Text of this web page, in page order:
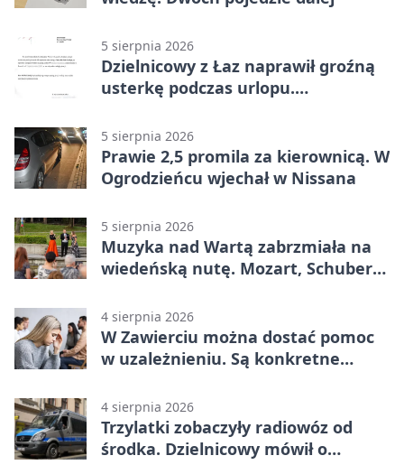
5 sierpnia 2026
Dzielnicowy z Łaz naprawił groźną
usterkę podczas urlopu.
5 sierpnia 2026
Prawie 2,5 promila za kierownicą. W
Ogrodzieńcu wjechał w Nissana
5 sierpnia 2026
Muzyka nad Wartą zabrzmiała na
wiedeńską nutę. Mozart, Schubert i
4 sierpnia 2026
W Zawierciu można dostać pomoc
w uzależnieniu. Są konkretne
4 sierpnia 2026
Trzylatki zobaczyły radiowóz od
środka. Dzielnicowy mówił o